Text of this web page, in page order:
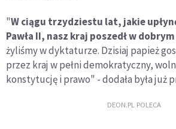
"W ciągu trzydziestu lat, jakie
Pawła II, nasz kraj poszedł w
żyliśmy w dyktaturze. Dzisiaj papież
przez kraj w pełni demokratyczny,
konstytucję i prawo" - dodała była już
DEON.PL POLECA